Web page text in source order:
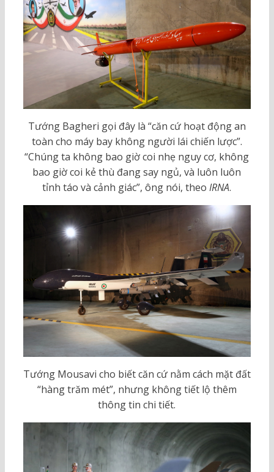
Tướng Bagheri gọi đây là “căn cứ hoạt động an
toàn cho máy bay không người lái chiến lược”.
“Chúng ta không bao giờ coi nhẹ nguy cơ, không
bao giờ coi kẻ thù đang say ngủ, và luôn luôn
tỉnh táo và cảnh giác”, ông nói, theo IRNA.
Tướng Mousavi cho biết căn cứ nằm cách mặt đất
“hàng trăm mét”, nhưng không tiết lộ thêm
thông tin chi tiết.